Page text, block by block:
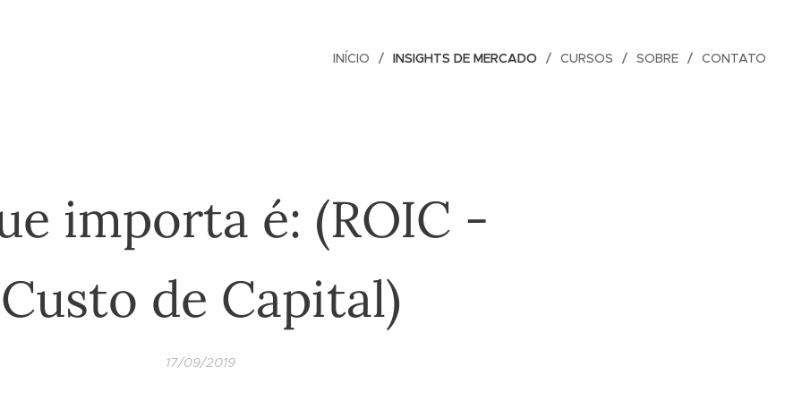
INÍCIO INSIGHTS DE MERCADO CURSOS SOBRE CONTATO
importa é: (ROIC -
Custo de Capital)
17/09/2019